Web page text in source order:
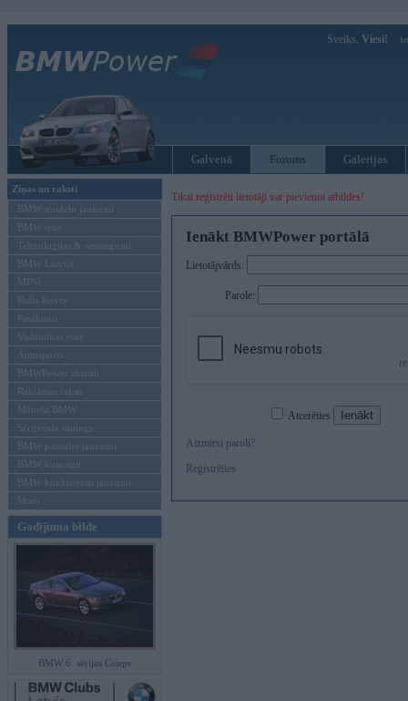
Sveiks, Viesi!
Galvenā Forums Galerijas
Ziņas un raksti
BMW modeļu jaunumi
BMW testi
Tehnoloģijas & sasniegumi
BMW Latvijā
MINI
Rolls-Royce
Pasākumi
Vadāmības tests
Autosports
BMWPower aktuāli
Reklāmas raksti
Mēneša BMW
Sērijveida tūnings
BMW pasaules jaunumi
BMW koncepti
BMW konkurentu jaunumi
Moto
Gadījuma bilde
BMW 6. sērijas Coupe
Tikai reģistrēti lietotāji var pievienot atbildes!
Ienākt BMWPower portālā
Lietotājvārds:
Parole:
Atcerēties
Aizmirsi paroli?
Reģistrēties